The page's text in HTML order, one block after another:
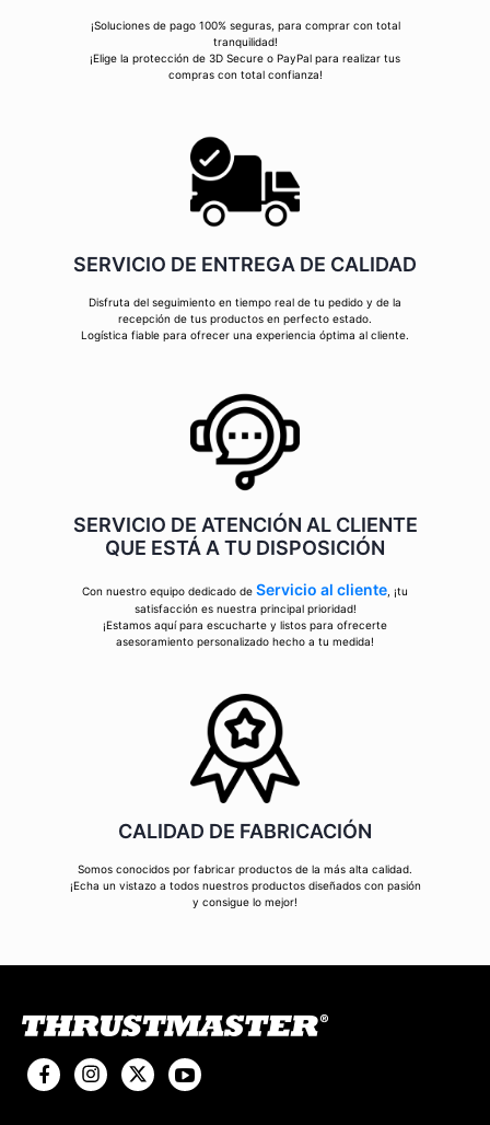
¡Soluciones de pago 100% seguras, para comprar con total
tranquilidad!
¡Elige la protección de 3D Secure o PayPal para realizar tus
compras con total confianza!
SERVICIO DE ENTREGA DE CALIDAD
Disfruta del seguimiento en tiempo real de tu pedido y de la
recepción de tus productos en perfecto estado.
Logística fiable para ofrecer una experiencia óptima al cliente.
SERVICIO DE ATENCIÓN AL CLIENTE
QUE ESTÁ A TU DISPOSICIÓN
Con nuestro equipo dedicado de Servicio al cliente , ¡tu
satisfacción es nuestra principal prioridad!
¡Estamos aquí para escucharte y listos para ofrecerte
asesoramiento personalizado hecho a tu medida!
CALIDAD DE FABRICACIÓN
Somos conocidos por fabricar productos de la más alta calidad.
¡Echa un vistazo a todos nuestros productos diseñados con pasión
y consigue lo mejor!